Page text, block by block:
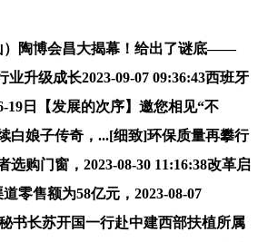
陶博会昌大揭幕！给出了谜底——
升级成长2023-09-07 09:36:43西班牙
19日【发展的次序】邀您相见“不
白娘子传奇，...[细致]环保质量再攀行
选购门窗，2023-08-30 11:16:38改革启
零售额为58亿元，2023-08-07
书长苏开国一行赴中建西部扶植所属